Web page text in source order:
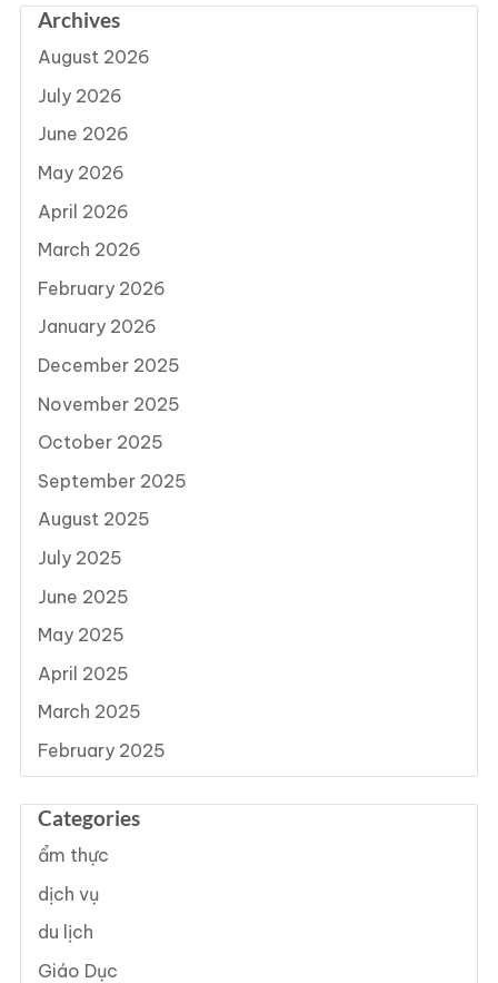
Archives
August 2026
July 2026
June 2026
May 2026
April 2026
March 2026
February 2026
January 2026
December 2025
November 2025
October 2025
September 2025
August 2025
July 2025
June 2025
May 2025
April 2025
March 2025
February 2025
Categories
ẩm thực
dịch vụ
du lịch
Giáo Dục